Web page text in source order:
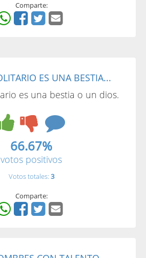
Comparte:
ES UNA BESTIA...
es una bestia o un dios.
66.67%
votos positivos
Votos totales: 3
Comparte: